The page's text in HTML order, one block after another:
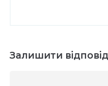
Залишити